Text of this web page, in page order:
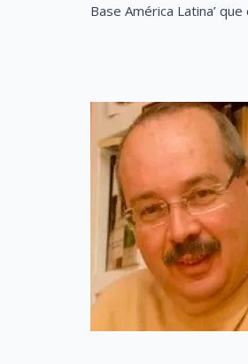
Base América Latina’